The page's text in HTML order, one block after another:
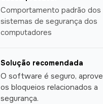
Comportamento padrão dos
sistemas de segurança dos
computadores
O software é seguro, aprove
os bloqueios relacionados a
segurança.